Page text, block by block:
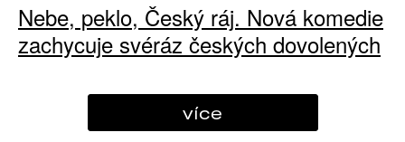
Nebe, peklo, Český ráj. Nová komedie
zachycuje svéráz českých dovolených
více